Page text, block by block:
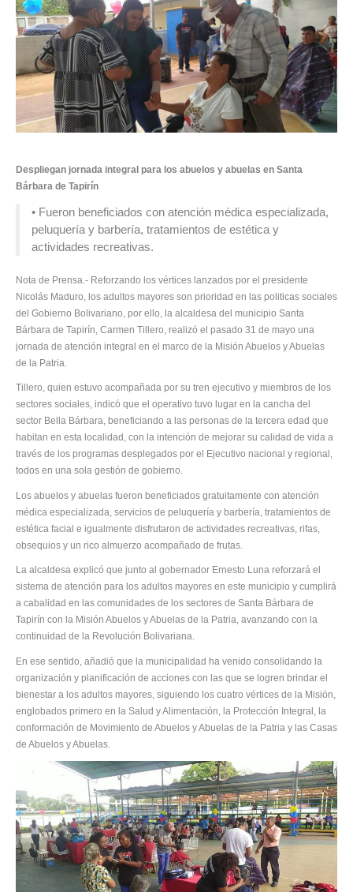
Despliegan jornada integral para los abuelos y abuelas en Santa
Bárbara de Tapirín
• Fueron beneficiados con atención médica especializada,
peluquería y barbería, tratamientos de estética y
actividades recreativas.
Nota de Prensa.- Reforzando los vértices lanzados por el presidente
Nicolás Maduro, los adultos mayores son prioridad en las politicas sociales
del Gobierno Bolivariano, por ello, la alcaldesa del municipio Santa
Bárbara de Tapirín, Carmen Tillero, realizó el pasado 31 de mayo una
jornada de atención integral en el marco de la Misión Abuelos y Abuelas
de la Patria.
Tillero, quien estuvo acompañada por su tren ejecutivo y miembros de los
sectores sociales, indicó que el operativo tuvo lugar en la cancha del
sector Bella Bárbara, beneficiando a las personas de la tercera edad que
habitan en esta localidad, con la intención de mejorar su calidad de vida a
través de los programas desplegados por el Ejecutivo nacional y regional,
todos en una sola gestión de gobierno.
Los abuelos y abuelas fueron beneficiados gratuitamente con atención
médica especializada, servicios de peluquería y barbería, tratamientos de
estética facial e igualmente disfrutaron de actividades recreativas, rifas,
obsequios y un rico almuerzo acompañado de frutas.
La alcaldesa explicó que junto al gobernador Ernesto Luna reforzará el
sistema de atención para los adultos mayores en este municipio y cumplirá
a cabalidad en las comunidades de los sectores de Santa Bárbara de
Tapirín con la Misión Abuelos y Abuelas de la Patria, avanzando con la
continuidad de la Revolución Bolivariana.
En ese sentido, añadió que la municipalidad ha venido consolidando la
organización y planificación de acciones con las que se logren brindar el
bienestar a los adultos mayores, siguiendo los cuatro vértices de la Misión,
englobados primero en la Salud y Alimentación, la Protección Integral, la
conformación de Movimiento de Abuelos y Abuelas de la Patria y las Casas
de Abuelos y Abuelas.